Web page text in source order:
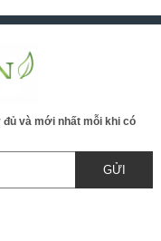
và mới nhất mỗi khi có
GỬI